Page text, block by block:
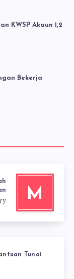
KWSP Akaun 1,2
Bekerja
M
Tunai